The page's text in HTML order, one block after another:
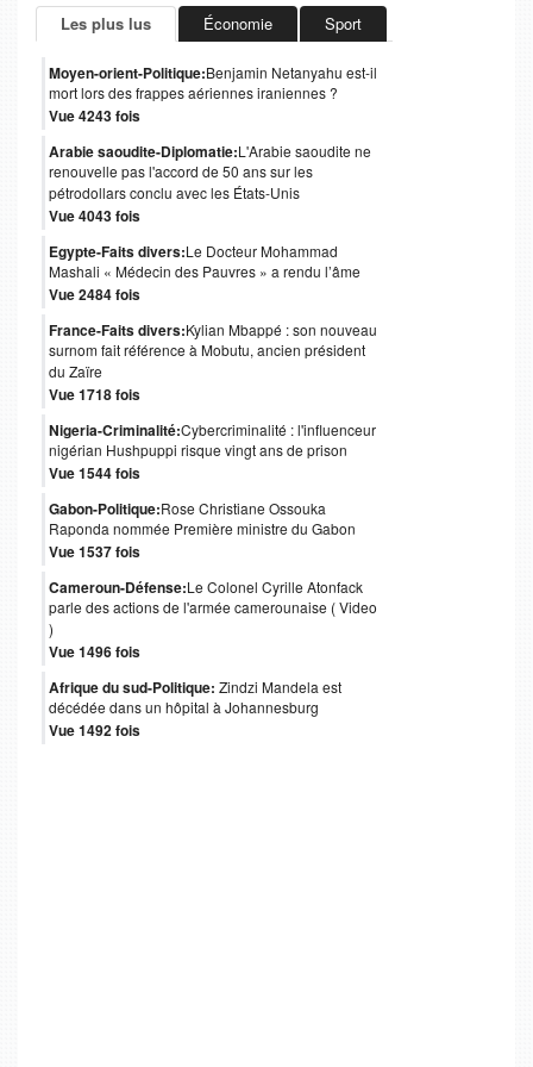
Les plus lus Économie Sport
Moyen-orient-Politique:Benjamin Netanyahu est-il
mort lors des frappes aériennes iraniennes ?
Vue 4243 fois
Arabie saoudite-Diplomatie:L'Arabie saoudite ne
renouvelle pas l'accord de 50 ans sur les
pétrodollars conclu avec les États-Unis
Vue 4043 fois
Egypte-Faits divers:Le Docteur Mohammad
Mashali « Médecin des Pauvres » a rendu l’âme
Vue 2484 fois
France-Faits divers:Kylian Mbappé : son nouveau
surnom fait référence à Mobutu, ancien président
du Zaïre
Vue 1718 fois
Nigeria-Criminalité:Cybercriminalité : l'influenceur
nigérian Hushpuppi risque vingt ans de prison
Vue 1544 fois
Gabon-Politique:Rose Christiane Ossouka
Raponda nommée Première ministre du Gabon
Vue 1537 fois
Cameroun-Défense:Le Colonel Cyrille Atonfack
parle des actions de l'armée camerounaise ( Video
)
Vue 1496 fois
Afrique du sud-Politique: Zindzi Mandela est
décédée dans un hôpital à Johannesburg
Vue 1492 fois